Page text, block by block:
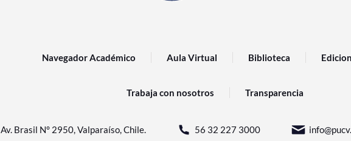
Navegador Académico Aula Virtual Biblioteca
Trabaja con nosotros Transparencia
Av. Brasil N° 2950, Valparaíso, Chile. 56 32 227 3000